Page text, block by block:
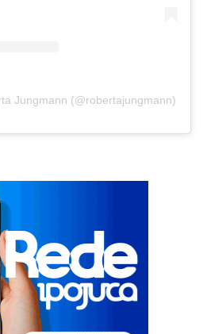
Jungmann (@robertajungmann)